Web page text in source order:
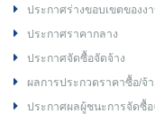
ประกาศร่างขอบเขตของง
ประกาศราคากลาง
ประกาศจัดซื้อจัดจ้าง
ผลการประกวดราคาซื้อ/จ้า
ประกาศผลผู้ชนะการจัดซื้อ